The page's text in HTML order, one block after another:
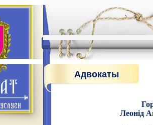
Адвокаты
Леонід